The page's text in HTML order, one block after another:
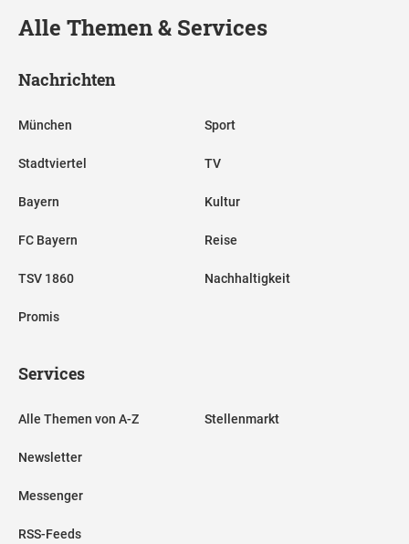
Alle Themen & Services
Nachrichten
München
Stadtviertel
Bayern
FC Bayern
TSV 1860
Promis
Sport
TV
Kultur
Reise
Nachhaltigkeit
Services
Alle Themen von A-Z
Newsletter
Messenger
RSS-Feeds
Stellenmarkt